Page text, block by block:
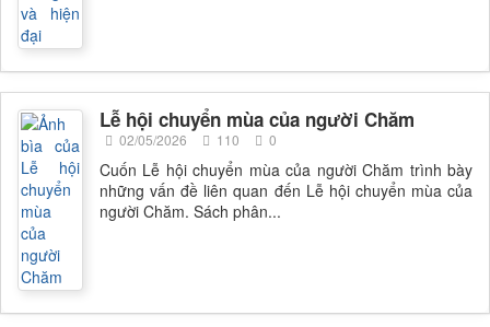
Lễ hội chuyển mùa của người Chăm
02/05/2026 110 0
Cuốn Lễ hội chuyển mùa của người Chăm trình bày
những vấn đề liên quan đến Lễ hội chuyển mùa của
người Chăm. Sách phân...